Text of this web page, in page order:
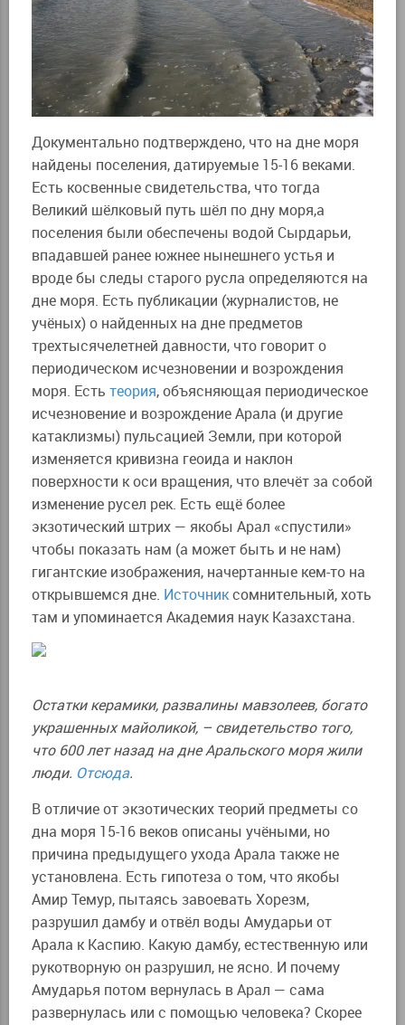
Документально подтверждено, что на дне моря
найдены поселения, датируемые 15-16 веками.
Есть косвенные свидетельства, что тогда
Великий шёлковый путь шёл по дну моря,а
поселения были обеспечены водой Сырдарьи,
впадавшей ранее южнее нынешнего устья и
вроде бы следы старого русла определяются на
дне моря. Есть публикации (журналистов, не
учёных) о найденных на дне предметов
трехтысячелетней давности, что говорит о
периодическом исчезновении и возрождения
моря. Есть теория, объясняющая периодическое
исчезновение и возрождение Арала (и другие
катаклизмы) пульсацией Земли, при которой
изменяется кривизна геоида и наклон
поверхности к оси вращения, что влечёт за собой
изменение русел рек. Есть ещё более
экзотический штрих — якобы Арал «спустили»
чтобы показать нам (а может быть и не нам)
гигантские изображения, начертанные кем-то на
открывшемся дне. Источниксомнительный, хоть
там и упоминается Академия наук Казахстана.
Остатки керамики, развалины мавзолеев, богато
украшенных майоликой, – свидетельство того,
что 600 лет назад на дне Аральского моря жили
люди. Отсюда.
В отличие от экзотических теорий предметы со
дна моря 15-16 веков описаны учёными, но
причина предыдущего ухода Арала также не
установлена. Есть гипотеза о том, что якобы
Амир Темур, пытаясь завоевать Хорезм,
разрушил дамбу и отвёл воды Амударьи от
Арала к Каспию. Какую дамбу, естественную или
рукотворную он разрушил, не ясно. И почему
Амударья потом вернулась в Арал — сама
развернулась или с помощью человека? Скорее